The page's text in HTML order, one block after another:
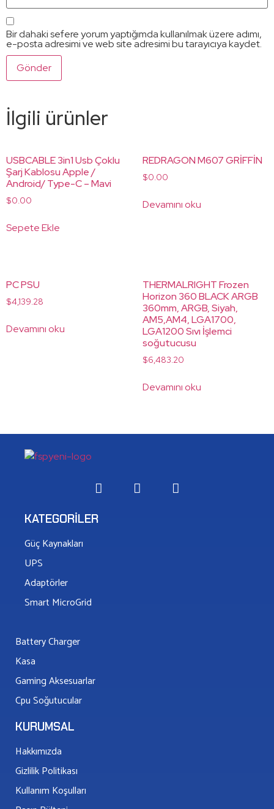
Bir dahaki sefere yorum yaptığımda kullanılmak üzere adımı,
e-posta adresimi ve web site adresimi bu tarayıcıya kaydet.
İlgili ürünler
USBCABLE 3in1 Usb Çoklu
Şarj Kablosu Apple /
Android/ Type-C – Mavi
$0.00
Sepete Ekle
REDRAGON M607 GRİFFİN
$0.00
Devamını oku
PC PSU
$4,139.28
Devamını oku
THERMALRIGHT Frozen
Horizon 360 BLACK ARGB
360mm, ARGB, Siyah,
AM5,AM4, LGA1700,
LGA1200 Sıvı İşlemci
soğutucusu
$6,483.20
Devamını oku
KATEGORILER
Güç Kaynakları
UPS
Adaptörler
Smart MicroGrid
Battery Charger
Kasa
Gaming Aksesuarlar
Cpu Soğutucular
KURUMSAL
Hakkımızda
Gizlilik Politikası
Kullanım Koşulları